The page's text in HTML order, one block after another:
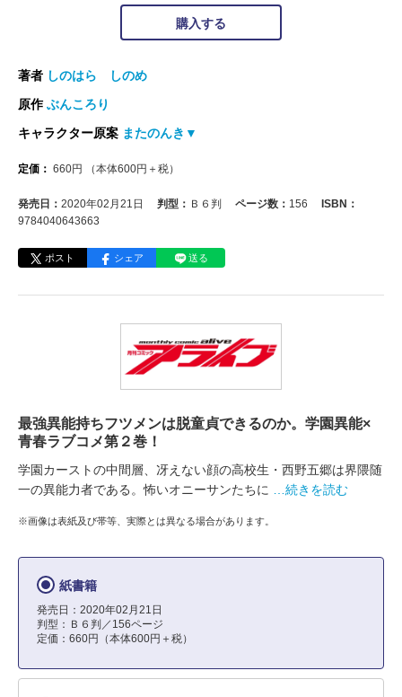
購入する
著者 しのはら しのめ
原作ぶんころり
キャラクター原案 またのんき▼
定価： 660円 （本体600円＋税）
発売日： 2020年02月21日 判型： Ｂ６判 ページ数： 156
ISBN：
9784040643663
ポスト シェア 送る
最強異能持ちフツメンは脱童貞できるのか。学園異能×
青春ラブコメ第２巻！
学園カーストの中間層、冴えない顔の高校生・西野五郷は界隈随
一の異能力者である。怖いオニーサンたちに
…続きを読む
※画像は表紙及び帯等、実際とは異なる場合があります。
紙書籍
発売日：2020年02月21日
判型：Ｂ６判／156ページ
定価：660円（本体600円＋税）